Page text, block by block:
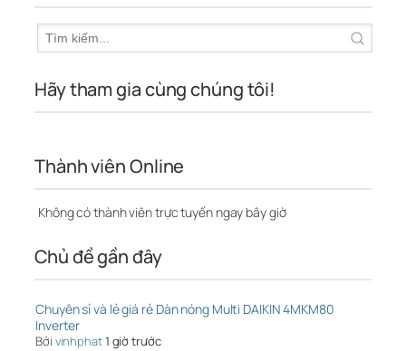
Hãy tham gia cùng chúng tôi!
Thành viên Online
Không có thành viên trực tuyến ngay bây giờ
Chủ đề gần đây
Chuyên sỉ và lẻ giá rẻ Dàn nóng Multi DAIKIN 4MKM80
Inverter
Bởi vinhphat1 giờ trước